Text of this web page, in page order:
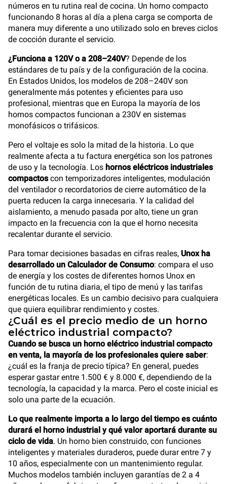
números en tu rutina real de cocina. Un horno compacto
funcionando 8 horas al día a plena carga se comporta de
manera muy diferente a uno utilizado solo en breves ciclos
de cocción durante el servicio.
¿Funciona a 120V o a 208–240V? Depende de los
estándares de tu país y de la configuración de la cocina.
En Estados Unidos, los modelos de 208–240V son
generalmente más potentes y eficientes para uso
profesional, mientras que en Europa la mayoría de los
hornos compactos funcionan a 230V en sistemas
monofásicos o trifásicos.
Pero el voltaje es solo la mitad de la historia. Lo que
realmente afecta a tu factura energética son los patrones
de uso y la tecnología. Los hornos eléctricos industriales
compactoscon temporizadores inteligentes, modulación
del ventilador o recordatorios de cierre automático de la
puerta reducen la carga innecesaria. Y la calidad del
aislamiento, a menudo pasada por alto, tiene un gran
impacto en la frecuencia con la que el horno necesita
recalentar durante el servicio.
Para tomar decisiones basadas en cifras reales, Unox ha
desarrollado un Calculador de Consumo: compara el uso
de energía y los costes de diferentes hornos Unox en
función de tu rutina diaria, el tipo de menú y las tarifas
energéticas locales. Es un cambio decisivo para cualquiera
que quiera equilibrar rendimiento y costes.
¿Cuál es el precio medio de un horno
eléctrico industrial compacto?
Cuando se busca un horno eléctrico industrial compacto
en venta, la mayoría de los profesionales quiere saber:
¿cuál es la franja de precio típica? En general, puedes
esperar gastar entre 1.500 € y 8.000 €, dependiendo de la
tecnología, la capacidad y la marca. Pero el coste inicial es
solo una parte de la ecuación.
Lo que realmente importa a lo largo del tiempo es cuánto
durará el horno industrial y qué valor aportará durante su
ciclo de vida. Un horno bien construido, con funciones
inteligentes y materiales duraderos, puede durar entre 7 y
10 años, especialmente con un mantenimiento regular.
Muchos modelos también incluyen garantías de 2 a 4